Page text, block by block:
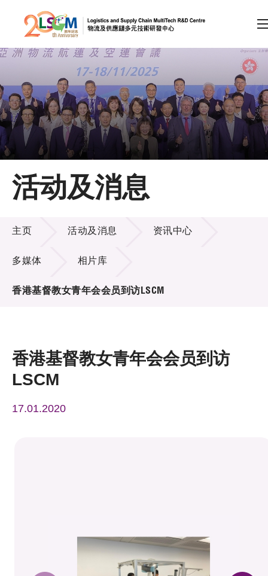
跳到内容（按回车键）
会员登录
A A EN 繁 简
主页
关于LSCM
技术商品化
项目及资助计划
新闻中心
活动及消息
活动及消息
主页 活动及消息 资讯中心
多媒体 相片库
香港基督教女青年会会员到访LSCM
香港基督教女青年会会员到访
LSCM
17.01.2020